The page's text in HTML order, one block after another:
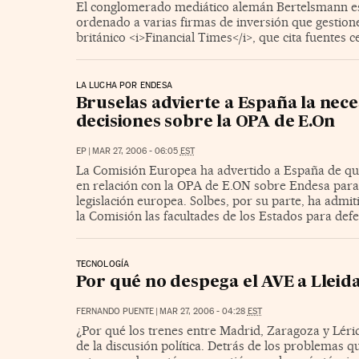
El conglomerado mediático alemán Bertelsmann
ordenado a varias firmas de inversión que
británico <i>Financial Times</i>, que cita fuentes
LA LUCHA POR ENDESA
Bruselas advierte a España la
decisiones sobre la OPA de E.On
EP | MAR 27, 2006 - 06:05 EST
La Comisión Europea ha advertido a España de
en relación con la OPA de E.ON sobre Endesa
legislación europea. Solbes, por su parte, ha
la Comisión las facultades de los Estados para
TECNOLOGÍA
Por qué no despega el AVE a Lleida
FERNANDO PUENTE | MAR 27, 2006 - 04:28 EST
¿Por qué los trenes entre Madrid, Zaragoza y
de la discusión política. Detrás de los problemas